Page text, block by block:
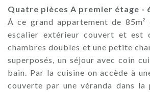
Quatre pièces A premier étage -
Á ce grand appartement de 85m²
escalier extérieur couvert et est
chambres doubles et une petite
superposés, un séjour avec coin
bain. Par la cuisine on accède à
couverte par une véranda dans la